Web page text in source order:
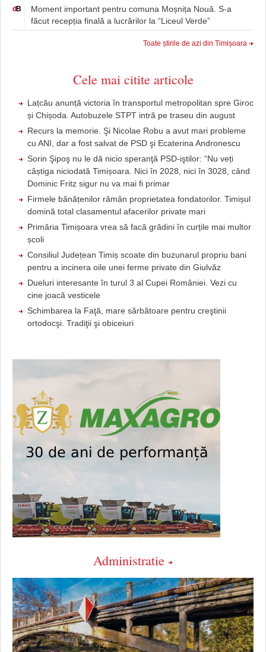
d B
Moment important pentru comuna Moșnița Nouă. S-a
făcut recepția finală a lucrărilor la “Liceul Verde”
Toate știrile de azi din Timișoara
Cele mai citite articole
Lațcău anunță victoria în transportul metropolitan spre Giroc
și Chișoda. Autobuzele STPT intră pe traseu din august
Recurs la memorie. Şi Nicolae Robu a avut mari probleme
cu ANI, dar a fost salvat de PSD şi Ecaterina Andronescu
Sorin Şipoş nu le dă nicio speranţă PSD-iştilor: “Nu veți
câștiga niciodată Timișoara. Nici în 2028, nici în 3028, când
Dominic Fritz sigur nu va mai fi primar
Firmele bănățenilor rămân proprietatea fondatorilor. Timișul
domină total clasamentul afacerilor private mari
Primăria Timișoara vrea să facă grădini în curțile mai multor
școli
Consiliul Județean Timiș scoate din buzunarul propriu bani
pentru a incinera oile unei ferme private din Giulvăz
Dueluri interesante în turul 3 al Cupei României. Vezi cu
cine joacă vesticele
Schimbarea la Faţă, mare sărbătoare pentru creştinii
ortodocşi. Tradiţii şi obiceiuri
Administratie